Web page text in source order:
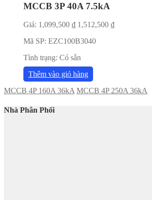
MCCB 3P 40A 7.5kA
Giá: 1,099,500 ₫ 1,512,500 ₫
Mã SP: EZC100B3040
Tình trạng: Có sẵn
Thêm vào giỏ hàng
MCCB 4P 160A 36kA MCCB 4P 250A 36kA
Nhà Phân Phối